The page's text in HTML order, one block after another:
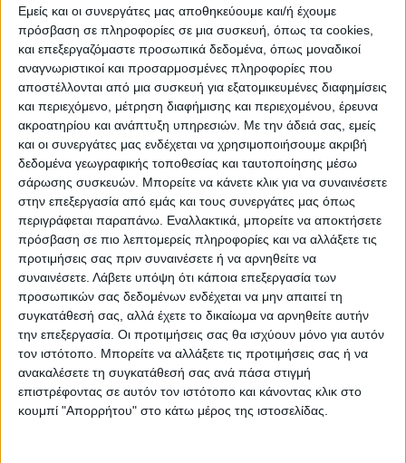
Εμείς και οι συνεργάτες μας αποθηκεύουμε και/ή έχουμε
πρόσβαση σε πληροφορίες σε μια συσκευή, όπως τα cookies,
και επεξεργαζόμαστε προσωπικά δεδομένα, όπως μοναδικοί
αναγνωριστικοί και προσαρμοσμένες πληροφορίες που
αποστέλλονται από μια συσκευή για εξατομικευμένες διαφημίσεις
και περιεχόμενο, μέτρηση διαφήμισης και περιεχομένου, έρευνα
ακροατηρίου και ανάπτυξη υπηρεσιών. Με την άδειά σας, εμείς
και οι συνεργάτες μας ενδέχεται να χρησιμοποιήσουμε ακριβή
δεδομένα γεωγραφικής τοποθεσίας και ταυτοποίησης μέσω
σάρωσης συσκευών. Μπορείτε να κάνετε κλικ για να συναινέσετε
στην επεξεργασία από εμάς και τους συνεργάτες μας όπως
περιγράφεται παραπάνω. Εναλλακτικά, μπορείτε να αποκτήσετε
πρόσβαση σε πιο λεπτομερείς πληροφορίες και να αλλάξετε τις
προτιμήσεις σας πριν συναινέσετε ή να αρνηθείτε να
συναινέσετε. Λάβετε υπόψη ότι κάποια επεξεργασία των
προσωπικών σας δεδομένων ενδέχεται να μην απαιτεί τη
συγκατάθεσή σας, αλλά έχετε το δικαίωμα να αρνηθείτε αυτήν
την επεξεργασία. Οι προτιμήσεις σας θα ισχύουν μόνο για αυτόν
τον ιστότοπο. Μπορείτε να αλλάξετε τις προτιμήσεις σας ή να
ανακαλέσετε τη συγκατάθεσή σας ανά πάσα στιγμή
επιστρέφοντας σε αυτόν τον ιστότοπο και κάνοντας κλικ στο
κουμπί "Απορρήτου" στο κάτω μέρος της ιστοσελίδας.
μποφόρ.
Θερμοκρασία: Από 20 έως 34 βαθμούς
Κελσίου. Στη δυτική Μακεδονία 3 με 4
βαθμούς χαμηλότερη.
ΝΗΣΙΑ ΙΟΝΙΟΥ, ΗΠΕΙΡΟΣ, ΔΥΤΙΚΗ ΣΤΕΡΕΑ,
ΔΥΤΙΚΗ ΠΕΛΟΠΟΝΝΗΣΟΣ
Καιρός: Λίγες νεφώσεις που βαθμιαία θα
αυξηθούν και από τα βόρεια θα
εκδηλωθούν τοπικοί όμβροι και κυρίως στα
ηπειρωτικά σποραδικές καταιγίδες. Το
βράδυ ο καιρός θα βελτιωθεί.
Ανεμοι: Μεταβλητοί 3 με 4 και βαθμιαία από
το απόγευμα δυτικοί βορειοδυτικοί έως 5
μποφόρ.
Θερμοκρασία: Από 21 έως 35 βαθμούς
Κελσίου. Στην Ηπειρο τοπικά 2 με 3